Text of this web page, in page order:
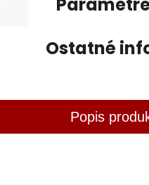
Ostatné
Popis